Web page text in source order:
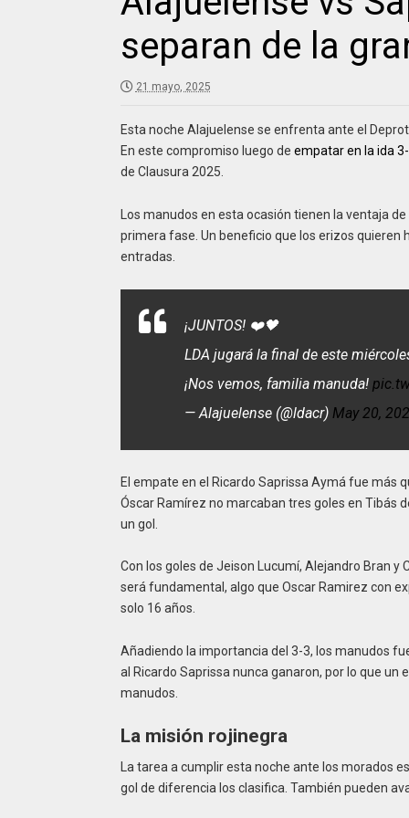
separan de la
21 mayo, 2025
Esta noche Alajuelense se enfrenta ante el
En este compromiso luego de empatar en la ida
de Clausura 2025.
Los manudos en esta ocasión tienen la ventaja
primera fase. Un beneficio que los erizos quieren
entradas.
¡JUNTOS! ❤️🖤
LDA jugará la final de este
¡Nos vemos, familia manuda!
— Alajuelense (@ldacr) May 20,
El empate en el Ricardo Saprissa Aymá fue más
Óscar Ramírez no marcaban tres goles en Tibás
un gol.
Con los goles de Jeison Lucumí, Alejandro Bran
será fundamental, algo que Oscar Ramirez con
solo 16 años.
Añadiendo la importancia del 3-3, los manudos
al Ricardo Saprissa nunca ganaron, por lo que
manudos.
La misión rojinegra
La tarea a cumplir esta noche ante los morados
gol de diferencia los clasifica. También pueden